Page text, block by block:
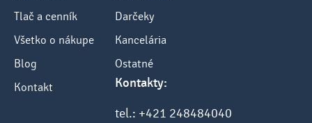
Tlač a cenník
Všetko o nákupe
Blog
Kontakt
Darčeky
Kancelária
Ostatné
Kontakty:
tel.: +421 248484040